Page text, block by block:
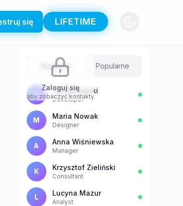
się LIFETIME
Zaloguj się
aby zobaczyć kontakty
Sugestie Popularne
J Jan Kowalski
Developer
M Maria Nowak
Designer
A Anna Wiśniewska
Manager
K Krzysztof Zieliński
Consultant
L Lucyna Mazur
Analyst